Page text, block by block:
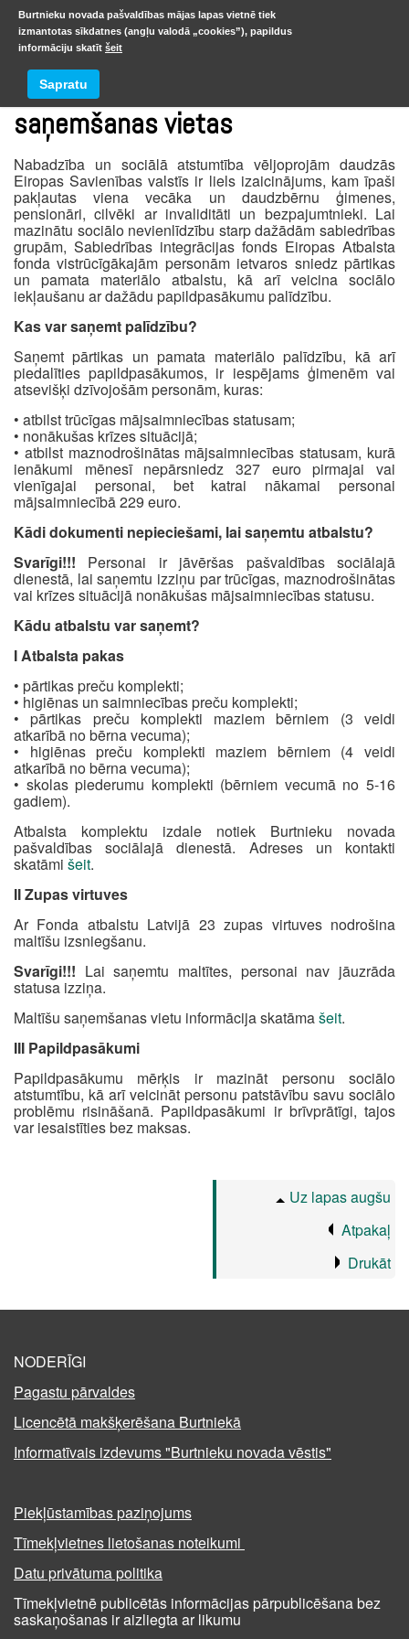
Atbalsta paku un maltīšu
saņemšanas vietas
Nabadzība un sociālā atstumtība vēljoprojām daudzās
Eiropas Savienības valstīs ir liels izaicinājums, kam īpaši
pakļautas viena vecāka un daudzbērnu ģimenes,
pensionāri, cilvēki ar invaliditāti un bezpajumtnieki. Lai
mazinātu sociālo nevienlīdzību starp dažādām sabiedrības
grupām, Sabiedrības integrācijas fonds Eiropas Atbalsta
fonda vistrūcīgākajām personām ietvaros sniedz pārtikas
un pamata materiālo atbalstu, kā arī veicina sociālo
iekļaušanu ar dažādu papildpasākumu palīdzību.
Kas var saņemt palīdzību?
Saņemt pārtikas un pamata materiālo palīdzību, kā arī
piedalīties papildpasākumos, ir iespējams ģimenēm vai
atsevišķi dzīvojošām personām, kuras:
• atbilst trūcīgas mājsaimniecības statusam;
• nonākušas krīzes situācijā;
• atbilst maznodrošinātas mājsaimniecības statusam, kurā
ienākumi mēnesī nepārsniedz 327 euro pirmajai vai
vienīgajai personai, bet katrai nākamai personai
mājsaimniecībā 229 euro.
Kādi dokumenti nepieciešami, lai saņemtu atbalstu?
Svarīgi!!! Personai ir jāvēršas pašvaldības sociālajā
dienestā, lai saņemtu izziņu par trūcīgas, maznodrošinātas
vai krīzes situācijā nonākušas mājsaimniecības statusu.
Kādu atbalstu var saņemt?
I Atbalsta pakas
• pārtikas preču komplekti;
• higiēnas un saimniecības preču komplekti;
• pārtikas preču komplekti maziem bērniem (3 veidi
atkarībā no bērna vecuma);
• higiēnas preču komplekti maziem bērniem (4 veidi
atkarībā no bērna vecuma);
• skolas piederumu komplekti (bērniem vecumā no 5-16
gadiem).
Atbalsta komplektu izdale notiek Burtnieku novada
pašvaldības sociālajā dienestā. Adreses un kontakti
skatāmi šeit.
II Zupas virtuves
Ar Fonda atbalstu Latvijā 23 zupas virtuves nodrošina
maltīšu izsniegšanu.
Svarīgi!!! Lai saņemtu maltītes, personai nav jāuzrāda
statusa izziņa.
Maltīšu saņemšanas vietu informācija skatāmašeit.
III Papildpasākumi
Papildpasākumu mērķis ir mazināt personu sociālo
atstumtību, kā arī veicināt personu patstāvību savu sociālo
problēmu risināšanā. Papildpasākumi ir brīvprātīgi, tajos
var iesaistīties bez maksas.
Uz lapas augšu
Atpakaļ
Drukāt
NODERĪGI
Pagastu pārvaldes
Licencētā makšķerēšana Burtniekā
Informatīvais izdevums "Burtnieku novada vēstis"
Piekļūstamības paziņojums
Tīmekļvietnes lietošanas noteikumi
Datu privātuma politika
Tīmekļvietnē publicētās informācijas pārpublicēšana bez
saskaņošanas ir aizliegta ar likumu
Burtnieku novada pašvaldības mājas lapas vietnē tiek
izmantotas sīkdatnes (angļu valodā „cookies”), papildus
informāciju skatīt šeit
Sapratu